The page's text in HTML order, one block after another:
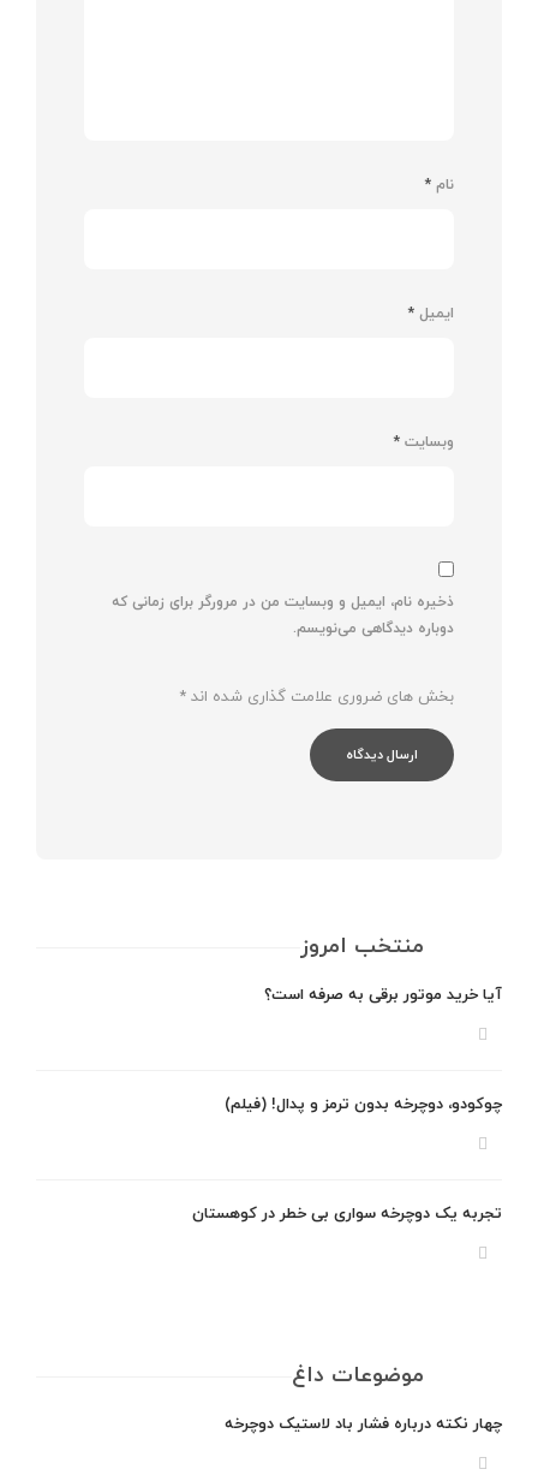
نام *
ایمیل *
وبسایت *
ذخیره نام، ایمیل و وبسایت من در مرورگر برای زمانی که
دوباره دیدگاهی می‌نویسم.
بخش های ضروری علامت گذاری شده اند *
منتخب امروز
آیا خرید موتور برقی به صرفه است؟
چوکودو، دوچرخه بدون ترمز و پدال! (فیلم)
تجربه یک دوچرخه سواری بی خطر در کوهستان
موضوعات داغ
چهار نکته درباره فشار باد لاستیک دوچرخه